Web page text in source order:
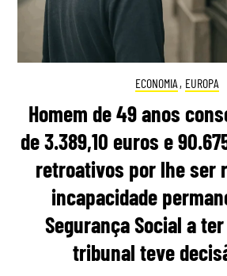
ECONOMIA , EUROPA
Homem de 49 anos
de 3.389,10 euros e
retroativos por lhe ser
incapacidade
Segurança Social a
tribunal teve